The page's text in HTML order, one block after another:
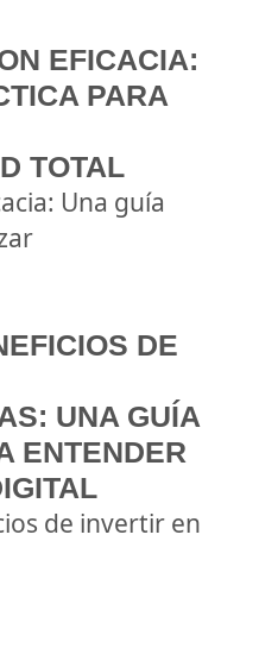
EFICACIA:
PARA
TOTAL
Una guía
DE
UNA GUÍA
ENTENDER
de invertir en